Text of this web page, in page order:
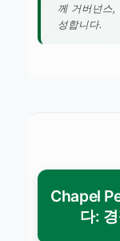
께 거버넌스,
성합니다.
Chapel
다: